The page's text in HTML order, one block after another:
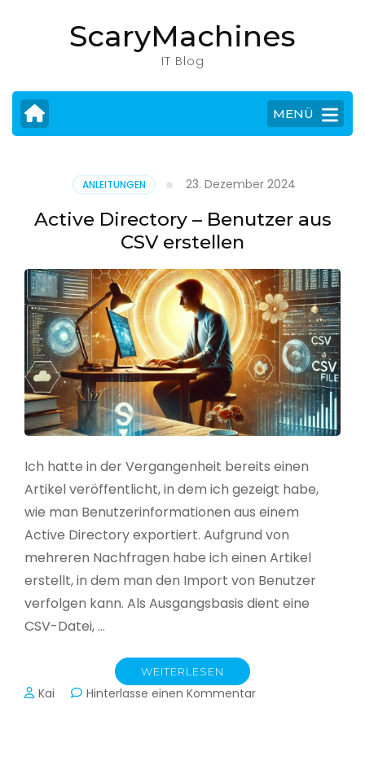
drücken)
ScaryMachines
IT Blog
MENÜ
ANLEITUNGEN 23. Dezember 2024
Active Directory – Benutzer aus
CSV erstellen
Ich hatte in der Vergangenheit bereits einen
Artikel veröffentlicht, in dem ich gezeigt habe,
wie man Benutzerinformationen aus einem
Active Directory exportiert. Aufgrund von
mehreren Nachfragen habe ich einen Artikel
erstellt, in dem man den Import von Benutzer
verfolgen kann. Als Ausgangsbasis dient eine
CSV-Datei, …
WEITERLESEN
Kai Hinterlasse einen Kommentarzu